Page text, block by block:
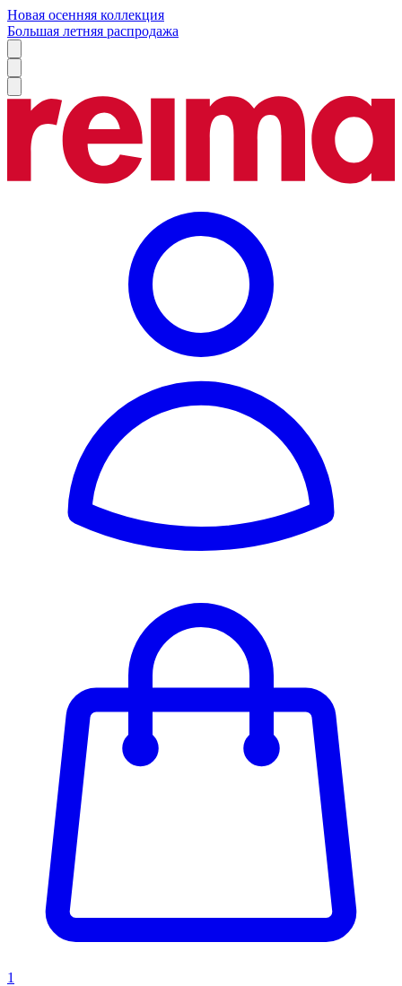
Новая осенняя коллекция
Большая летняя распродажа
1